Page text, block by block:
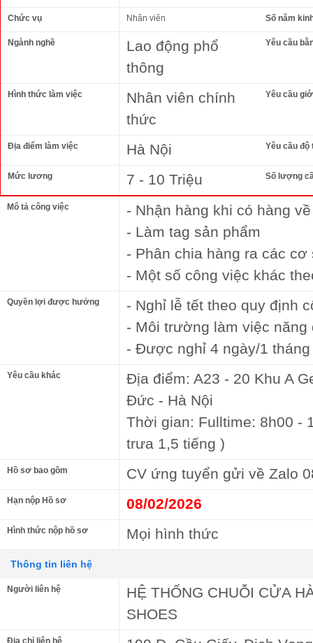
Chức vụ Nhân viên Số năm
Ngành nghề
Lao động phổ
thông
Yêu cầu
Hình thức làm việc
Nhân viên chính
thức
Yêu cầu
Địa điểm làm việc Hà Nội Yêu cầu độ
Mức lương 7 - 10 Triệu Số lượng
Mô tả công việc
- Nhận hàng khi có hàng
- Làm tag sản phẩm
- Phân chia hàng ra các cơ
- Một số công việc khác
Quyền lợi được hưởng
- Nghỉ lễ tết theo quy định
- Môi trường làm việc
- Được nghỉ 4 ngày/1 tháng
Yêu cầu khác
Địa điểm: A23 - 20 Khu A
Đức - Hà Nội
Thời gian: Fulltime: 8h00 -
trưa 1,5 tiếng )
Hồ sơ bao gồm CV ứng tuyển gửi về Zalo
Hạn nộp Hồ sơ 08/02/2026
Hình thức nộp hồ sơ Mọi hình thức
Thông tin liên hệ
Người liên hệ
HỆ THỐNG CHUỖI CỬA
SHOES
Địa chỉ liên hệ